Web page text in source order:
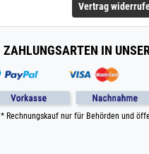
Vertrag
ZAHLUNGSARTEN IN
* Rechnungskauf nur für Behörden und